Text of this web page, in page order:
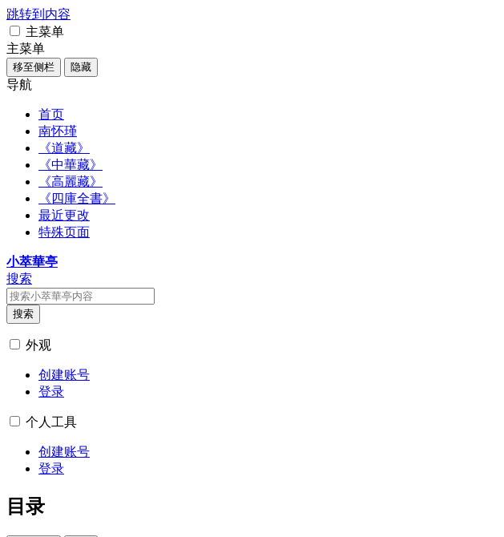
跳转到内容
主菜单
主菜单
移至侧栏 隐藏
导航
首页
南怀瑾
《道藏》
《中華藏》
《高麗藏》
《四庫全書》
最近更改
特殊页面
小萃華亭
搜索
搜索
外观
创建账号
登录
个人工具
创建账号
登录
目录